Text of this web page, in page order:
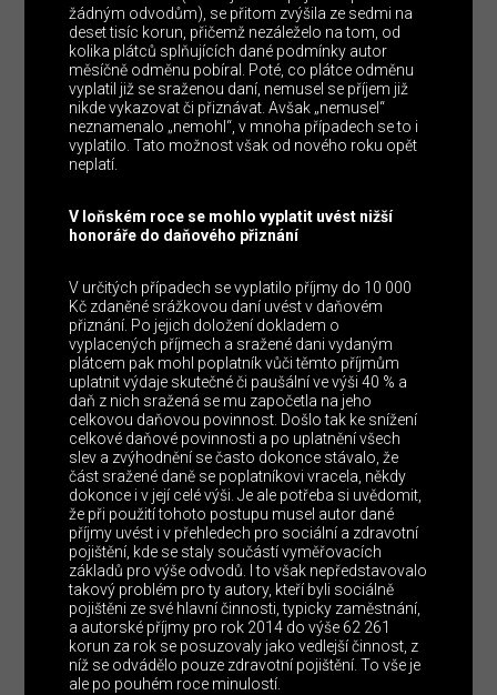
žádným odvodům), se přitom zvýšila ze sedmi na
deset tisíc korun, přičemž nezáleželo na tom, od
kolika plátců splňujících dané podmínky autor
měsíčně odměnu pobíral. Poté, co plátce odměnu
vyplatil již se sraženou daní, nemusel se příjem již
nikde vykazovat či přiznávat. Avšak „nemusel“
neznamenalo „nemohl“, v mnoha případech se to i
vyplatilo. Tato možnost však od nového roku opět
neplatí.
V loňském roce se mohlo vyplatit uvést nižší
honoráře do daňového přiznání
V určitých případech se vyplatilo příjmy do 10 000
Kč zdaněné srážkovou daní uvést v daňovém
přiznání. Po jejich doložení dokladem o
vyplacených příjmech a sražené dani vydaným
plátcem pak mohl poplatník vůči těmto příjmům
uplatnit výdaje skutečné či paušální ve výši 40 % a
daň z nich sražená se mu započetla na jeho
celkovou daňovou povinnost. Došlo tak ke snížení
celkové daňové povinnosti a po uplatnění všech
slev a zvýhodnění se často dokonce stávalo, že
část sražené daně se poplatníkovi vracela, někdy
dokonce i v její celé výši. Je ale potřeba si uvědomit,
že při použití tohoto postupu musel autor dané
příjmy uvést i v přehledech pro sociální a zdravotní
pojištění, kde se staly součástí vyměřovacích
základů pro výše odvodů. I to však nepředstavovalo
takový problém pro ty autory, kteří byli sociálně
pojištěni ze své hlavní činnosti, typicky zaměstnání,
a autorské příjmy pro rok 2014 do výše 62 261
korun za rok se posuzovaly jako vedlejší činnost, z
níž se odvádělo pouze zdravotní pojištění. To vše je
ale po pouhém roce minulostí.